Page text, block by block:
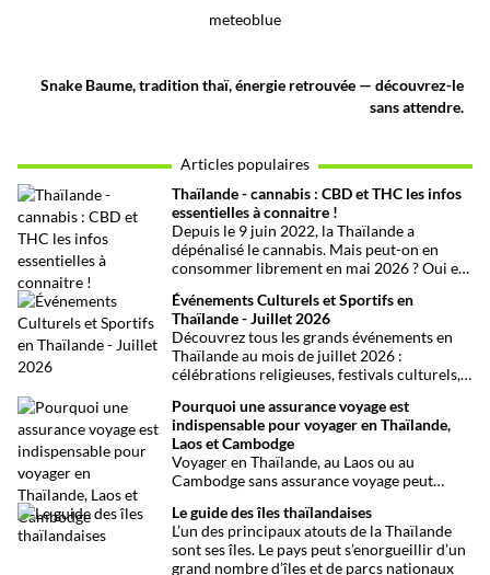
meteoblue
Snake Baume, tradition thaï, énergie retrouvée — découvrez-le
sans attendre.
Articles populaires
Thaïlande - cannabis : CBD et THC les infos
essentielles à connaitre !
Depuis le 9 juin 2022, la Thaïlande a
dépénalisé le cannabis. Mais peut-on en
consommer librement en mai 2026 ? Oui et
confusions qui peuvent avoir de grosses
conséquences ! Explications.
Événements Culturels et Sportifs en
Thaïlande - Juillet 2026
Découvrez tous les grands événements en
Thaïlande au mois de juillet 2026 :
célébrations religieuses, festivals culturels,
et fêtes locales. Une sélection
chronologique complète pour ne rien
manquer !
Pourquoi une assurance voyage est
indispensable pour voyager en Thaïlande,
Laos et Cambodge
Voyager en Thaïlande, au Laos ou au
Cambodge sans assurance voyage peut
maladies ou perte de bagages sont des
imprévus fréquents en Asie du Sud-Est.
Découvrez pourquoi une assurance voyage
Le guide des îles thaïlandaises
L’un des principaux atouts de la Thaïlande
sont ses îles. Le pays peut s’enorgueillir d’un
grand nombre d’îles et de parcs nationaux